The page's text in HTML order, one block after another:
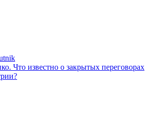
Что известно о закрытых переговорах